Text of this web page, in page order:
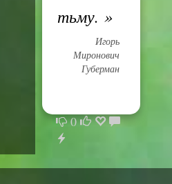
тьму. »
Игорь
Миронович
Губерман
0